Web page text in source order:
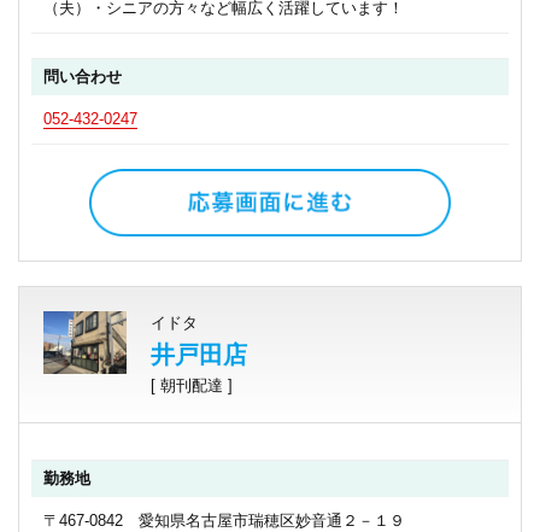
（夫）・シニアの方々など幅広く活躍しています！
問い合わせ
052-432-0247
イドタ
井戸田店
[ 朝刊配達 ]
勤務地
〒467-0842 愛知県名古屋市瑞穂区妙音通２－１９